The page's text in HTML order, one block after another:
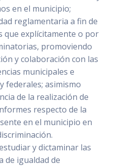
en el municipio;
reglamentaria a fin de
que explícitamente o por
promoviendo
y colaboración con las
municipales e
federales; asimismo
de la realización de
respecto de la
en el municipio en
y dictaminar las
de igualdad de